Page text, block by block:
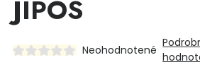
JIPOS
Neohodnotené